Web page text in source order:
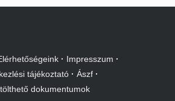
· Impresszum ·
tájékoztató · Ászf ·
dokumentumok